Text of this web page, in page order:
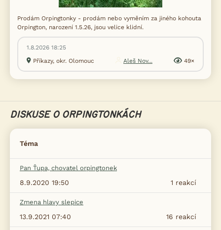
Prodám Orpingtonky - prodám nebo vyměním za jiného kohouta
Orpington, narození 1.5.26, jsou velice klidní.
1.8.2026 18:25
Příkazy, okr. Olomouc
Aleš Nov... 49×
DISKUSE O ORPINGTONKÁCH
Téma
Pan Ťupa, chovatel orpingtonek
1 reakcí
8.9.2020 19:50
Zmena hlavy slepice
16 reakcí
13.9.2021 07:40